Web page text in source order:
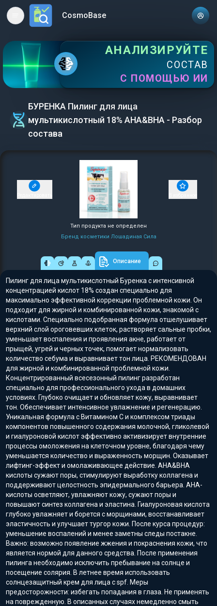
Open main menuCosmoBase
АНАЛИЗИРУЙТЕ
СОСТАВ
С ПОМОЩЬЮ ИИ
БУРЕНКА Пилинг для лица
мультикислотный 18% AHA&BHA - Разбор
состава
Тип продукта не определен
Бренд косметики Лошадиная Сила
Описание
Пилинг для лица мультикислотный Буренка с интенсивной
концентрацией кислот 18% создан специально для
максимально эффективной коррекции проблемной кожи. Он
подходит для жирной и комбинированной кожи, знакомой с
кислотами. Специально подобранная формула отшелушивает
верхний слой ороговевших клеток, растворяет сальные пробки,
уменьшает воспаления и проявления акне, работает от
прыщей, угрей и черных точек, помогает нормализовать
количество себума и выравнивает тон лица. РЕКОМЕНДОВАН
для жирной и комбинированной проблемной кожи.
Концентрированный всесезонный пилинг разработан
специально для профессионального ухода в домашних
условиях. Глубоко очищает и обновляет кожу, выравнивает
тон. Обеспечивает интенсивное увлажнение и регенерацию.
Уникальная формула с Витамином С и комплексом триады
компонентов повышенного содержания молочной, гликолевой
и гиалуроновой кислот эффективно активизирует внутренние
процессы омоложения на клеточном уровне, благодаря чему
уменьшается количество и выраженность морщин. Оказывает
лифтинг-эффект и омолаживающее действие. AHA&BHA
кислоты сужают поры, стимулируют выработку коллагена и
поддерживают целостность эпидермального барьера. АНА-
кислоты осветляют, увлажняют кожу, сужают поры и
повышают синтез коллагена и эластина. Гиалуроновая кислота
глубоко увлажняет и борется с морщинами, восстанавливает
эластичность и улучшает тургор кожи. После курса процедур:
уменьшение воспалений и менее заметны следы постакне.
Важно: возможно появление жжения и покраснения кожи, что
является нормой для данного средства. После применения
пилинга необходимо исключить пребывание на солнце и
посещение солярия. В летнее время использовать
солнцезащитный крем для лица с spf. Меры
предосторожности: избегать попадания в глаза. Не применять
на поврежденную. В описанных случаях немедленно смыть